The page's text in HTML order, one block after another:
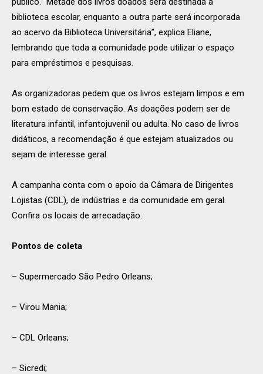
biblioteca escolar, enquanto a outra parte será incorporada
ao acervo da Biblioteca Universitária”, explica Eliane,
lembrando que toda a comunidade pode utilizar o espaço
para empréstimos e pesquisas.
As organizadoras pedem que os livros estejam limpos e em
bom estado de conservação. As doações podem ser de
literatura infantil, infantojuvenil ou adulta. No caso de livros
didáticos, a recomendação é que estejam atualizados ou
sejam de interesse geral.
A campanha conta com o apoio da Câmara de Dirigentes
Lojistas (CDL), de indústrias e da comunidade em geral.
Confira os locais de arrecadação:
Pontos de coleta
– Supermercado São Pedro Orleans;
– Virou Mania;
– CDL Orleans;
– Sicredi;